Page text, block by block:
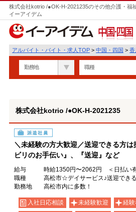
株式会社kotrio /●OK-H-2021235のその他介護・福
イーアイデム
中国・四国
アルバイト・バイト・求人TOP > 中国・四国 > 香
勤務地 職種
株式会社kotrio /●OK-H-2021235
派遣社員
＼未経験の方大歓迎／送迎できる方
ビリのお手伝い』、『送迎』など
給与
時給1350円〜2062円 ＜日払い
職種
高松市☆デイサービス♪送迎でき
勤務地
高松市内に多数！
入社日応相談 未経験歓迎 経